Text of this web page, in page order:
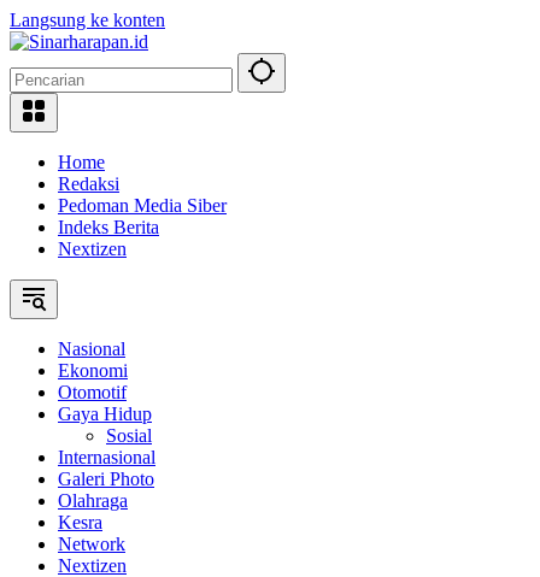
Langsung ke konten
Home
Redaksi
Pedoman Media Siber
Indeks Berita
Nextizen
Nasional
Ekonomi
Otomotif
Gaya Hidup
Sosial
Internasional
Galeri Photo
Olahraga
Kesra
Network
Nextizen